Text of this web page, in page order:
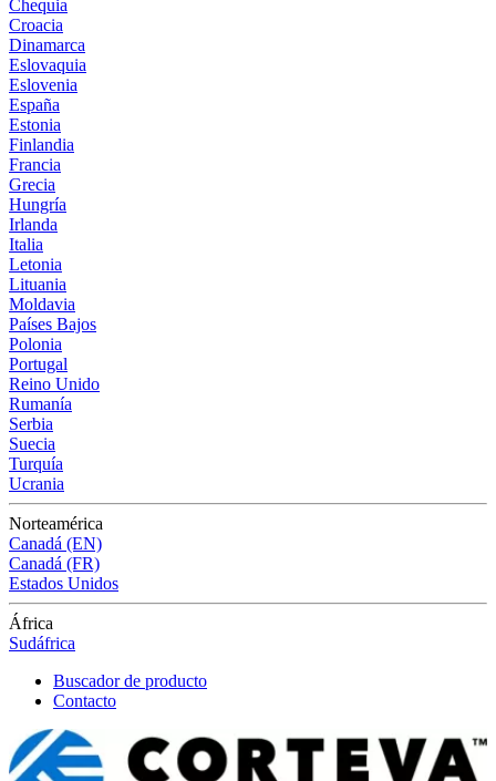
Chequia
Croacia
Dinamarca
Eslovaquia
Eslovenia
España
Estonia
Finlandia
Francia
Grecia
Hungría
Irlanda
Italia
Letonia
Lituania
Moldavia
Países Bajos
Polonia
Portugal
Reino Unido
Rumanía
Serbia
Suecia
Turquía
Ucrania
Norteamérica
Canadá (EN)
Canadá (FR)
Estados Unidos
África
Sudáfrica
Buscador de producto
Contacto